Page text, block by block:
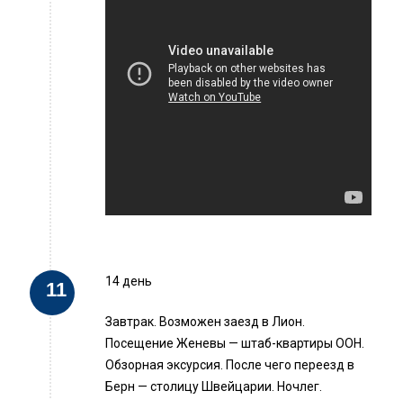
14 день
Завтрак. Возможен заезд в Лион.
Посещение Женевы — штаб-квартиры ООН.
Обзорная эксурсия. После чего переезд в
Берн — столицу Швейцарии. Ночлег.